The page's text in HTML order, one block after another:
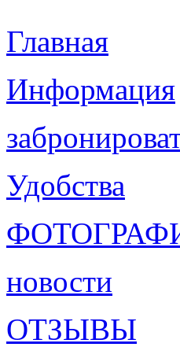
Главная
Информация
Удобства
новости
ОТЗЫВЫ